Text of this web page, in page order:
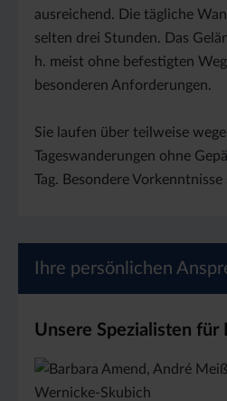
ausreichend. Die tägliche
selten drei Stunden. Das
h. meist ohne befestigten
besonderen Anforderungen.
Sie laufen über teilweise
Tageswanderungen ohne
Tag. Besondere
Ihre persönlichen
Unsere Spezialisten für